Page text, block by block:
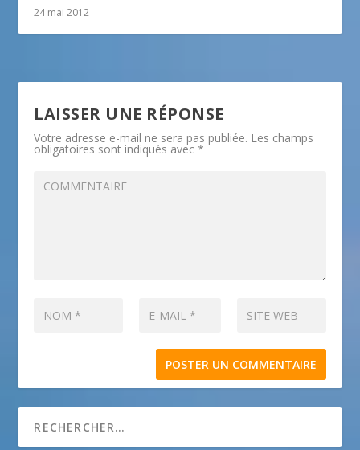
24 mai 2012
LAISSER UNE RÉPONSE
Votre adresse e-mail ne sera pas publiée. Les champs
obligatoires sont indiqués avec*